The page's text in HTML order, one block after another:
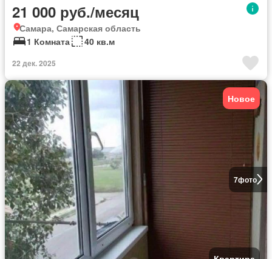
21 000 руб./месяц
Самара, Самарская область
1 Комната
40 кв.м
22 дек. 2025
7фото
Новое